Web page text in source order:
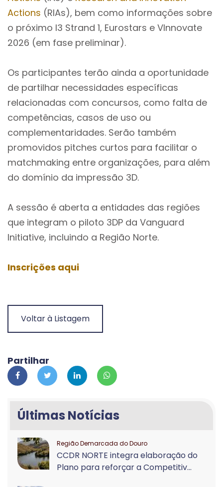
Actions (RIAs), bem como informações sobre
o próximo I3 Strand 1, Eurostars e VInnovate
2026 (em fase preliminar).
Os participantes terão ainda a oportunidade
de partilhar necessidades específicas
relacionadas com concursos, como falta de
competências, casos de uso ou
complementaridades. Serão também
promovidos pitches curtos para facilitar o
matchmaking entre organizações, para além
do domínio da impressão 3D.
A sessão é aberta a entidades das regiões
que integram o piloto 3DP da Vanguard
Initiative, incluindo a Região Norte.
Inscrições aqui
Voltar à Listagem
Partilhar
Últimas Notícias
Região Demarcada do Douro
CCDR NORTE integra elaboração do
Plano para reforçar a Competitiv...